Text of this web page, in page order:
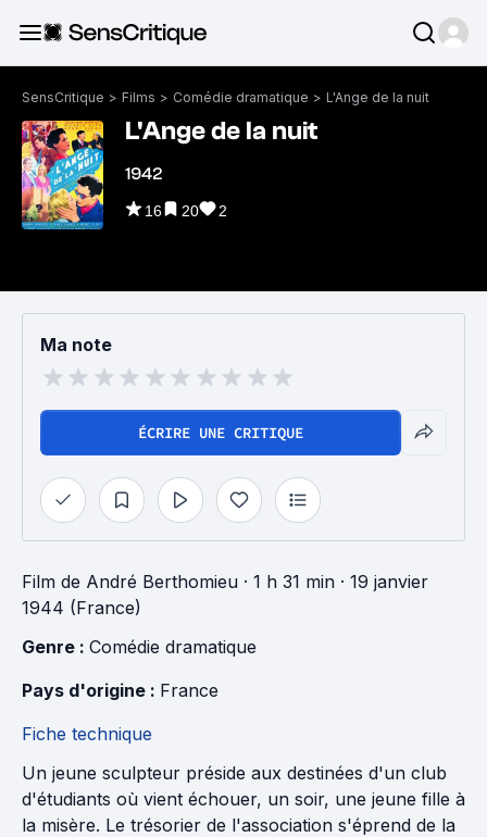
SensCritique > Films > Comédie dramatique > L'Ange de la nuit
L'Ange de la nuit
1942
16 20 2
Ma note
ÉCRIRE UNE CRITIQUE
Film de André Berthomieu · 1 h 31 min · 19 janvier
1944 (France)
Genre : Comédie dramatique
Pays d'origine : France
Fiche technique
Un jeune sculpteur préside aux destinées d'un club
d'étudiants où vient échouer, un soir, une jeune fille à
la misère. Le trésorier de l'association s'éprend de la